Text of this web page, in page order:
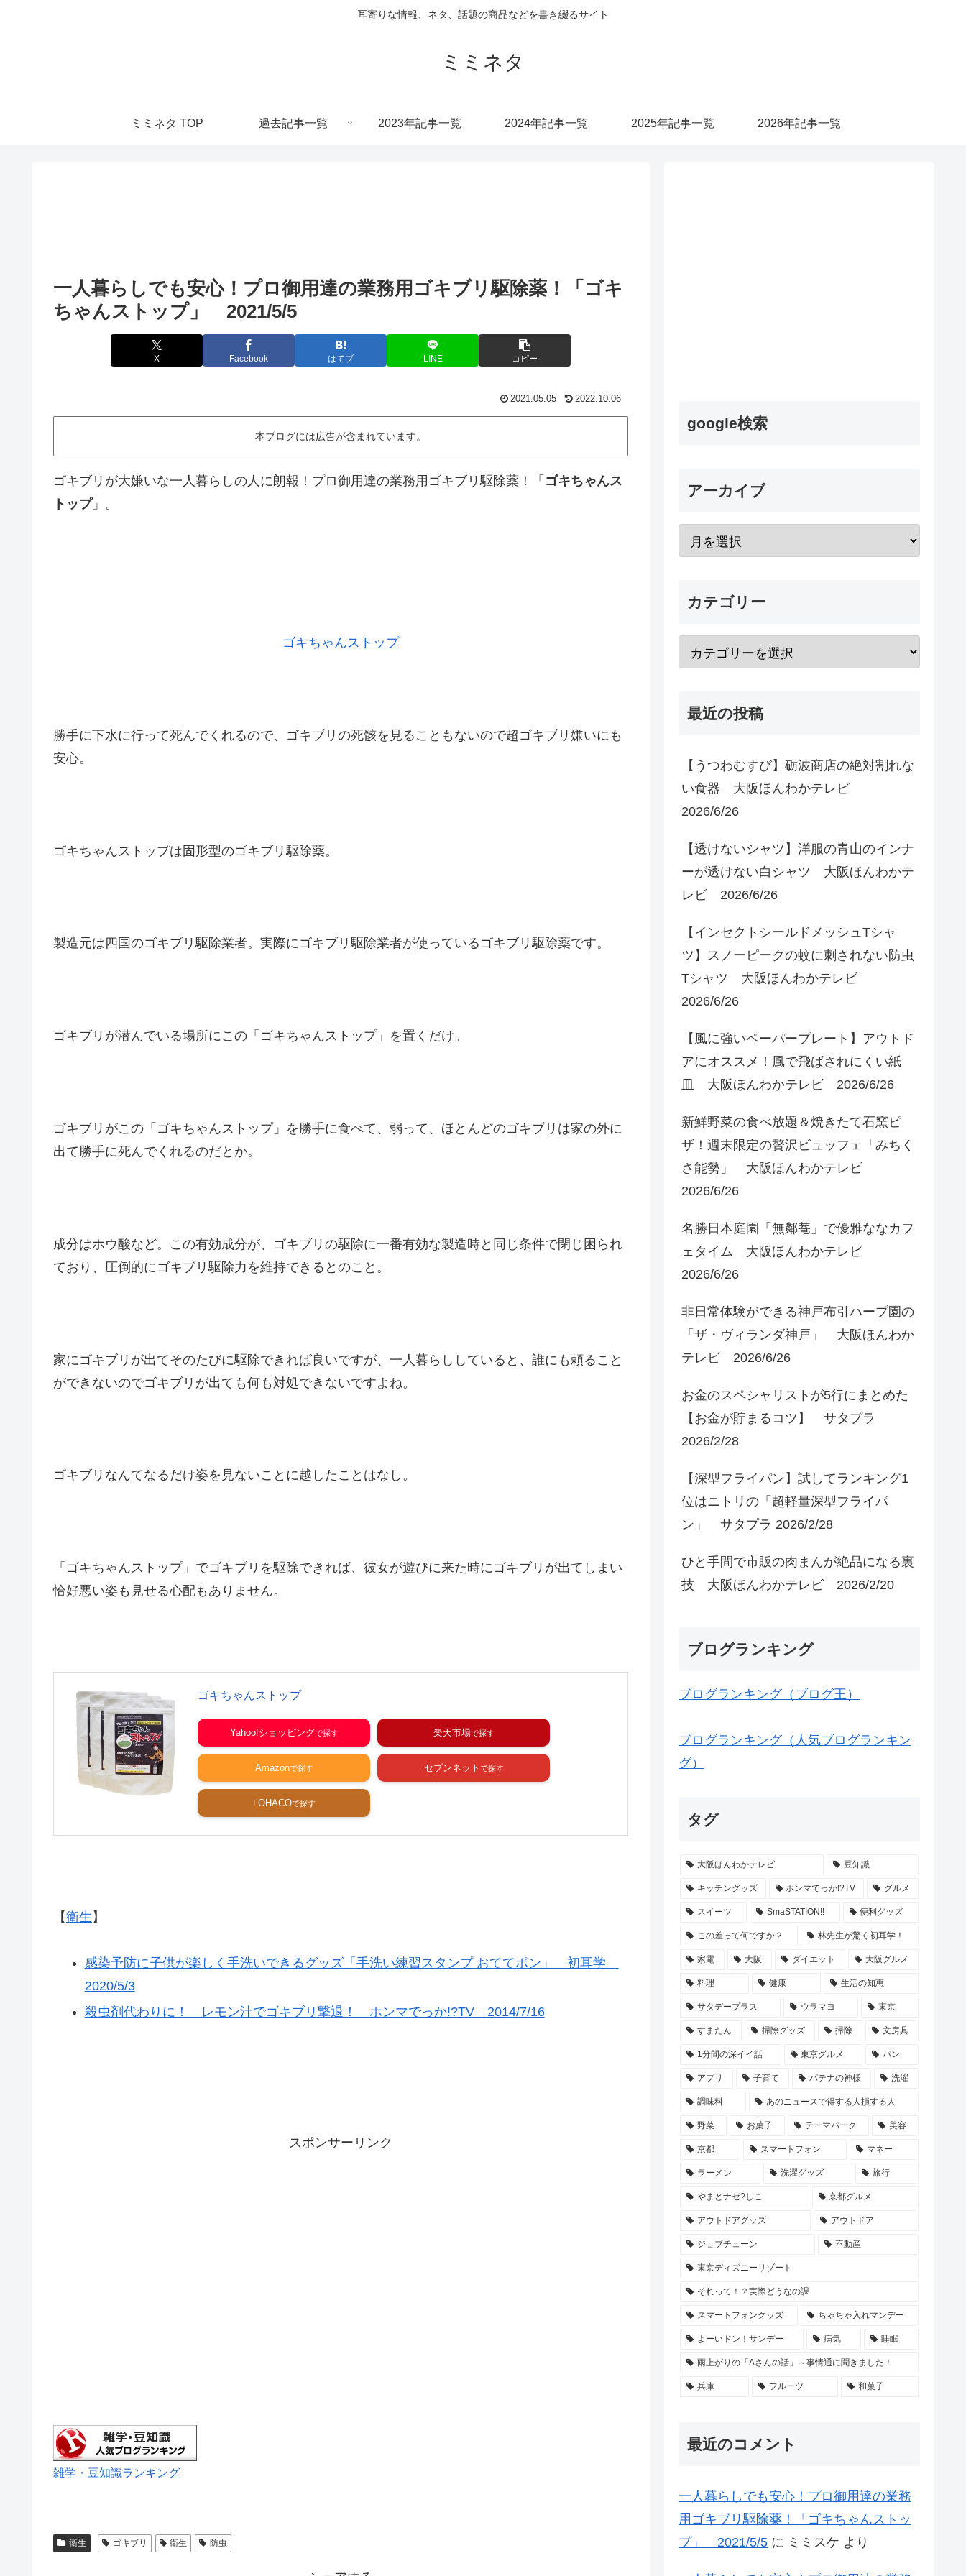
耳寄りな情報、ネタ、話題の商品などを書き綴るサイト
ミミネタ
ミミネタ TOP 過去記事一覧 2023年記事一覧 2024年記事一覧 2025年記事一覧 2026年記事一覧
一人暮らしでも安心！プロ御用達の業務用ゴキブリ駆除薬！「ゴキ
ちゃんストップ」 2021/5/5
X Facebook はてブ LINE コピー
2021.05.05 2022.10.06
本ブログには広告が含まれています。
ゴキブリが大嫌いな一人暮らしの人に朗報！プロ御用達の業務用ゴキブリ駆除薬！「 ゴキちゃんス
トップ」。
ゴキちゃんストップ
勝手に下水に行って死んでくれるので、ゴキブリの死骸を見ることもないので超ゴキブリ嫌いにも
安心。
ゴキちゃんストップは固形型のゴキブリ駆除薬。
製造元は四国のゴキブリ駆除業者。実際にゴキブリ駆除業者が使っているゴキブリ駆除薬です。
ゴキブリが潜んでいる場所にこの「ゴキちゃんストップ」を置くだけ。
ゴキブリがこの「ゴキちゃんストップ」を勝手に食べて、弱って、ほとんどのゴキブリは家の外に
出て勝手に死んでくれるのだとか。
成分はホウ酸など。この有効成分が、ゴキブリの駆除に一番有効な製造時と同じ条件で閉じ困られ
ており、圧倒的にゴキブリ駆除力を維持できるとのこと。
家にゴキブリが出てそのたびに駆除できれば良いですが、一人暮らししていると、誰にも頼ること
ができないのでゴキブリが出ても何も対処できないですよね。
ゴキブリなんてなるだけ姿を見ないことに越したことはなし。
「ゴキちゃんストップ」でゴキブリを駆除できれば、彼女が遊びに来た時にゴキブリが出てしまい
恰好悪い姿も見せる心配もありません。
ゴキちゃんストップ
Yahoo!ショッピング 楽天市場
Amazon セブンネット
LOHACO
【衛生 】
感染予防に子供が楽しく手洗いできるグッズ「手洗い練習スタンプ おててポン」 初耳学
2020/5/3
殺虫剤代わりに！ レモン汁でゴキブリ撃退！ ホンマでっか!?TV 2014/7/16
スポンサーリンク
雑学・豆知識ランキング
衛生 ゴキブリ 衛生 防虫
google検索
アーカイブ
カテゴリー
最近の投稿
【うつわむすび】砺波商店の絶対割れな
い食器 大阪ほんわかテレビ
2026/6/26
【透けないシャツ】洋服の青山のインナ
ーが透けない白シャツ 大阪ほんわかテ
レビ 2026/6/26
【インセクトシールドメッシュTシャ
ツ】スノーピークの蚊に刺されない防虫
Tシャツ 大阪ほんわかテレビ
2026/6/26
【風に強いペーパープレート】アウトド
アにオススメ！風で飛ばされにくい紙
皿 大阪ほんわかテレビ 2026/6/26
新鮮野菜の食べ放題＆焼きたて石窯ピ
ザ！週末限定の贅沢ビュッフェ「みちく
さ能勢」 大阪ほんわかテレビ
2026/6/26
名勝日本庭園「無鄰菴」で優雅ななカフ
ェタイム 大阪ほんわかテレビ
2026/6/26
非日常体験ができる神戸布引ハーブ園の
「ザ・ヴィランダ神戸」 大阪ほんわか
テレビ 2026/6/26
お金のスペシャリストが5行にまとめた
【お金が貯まるコツ】 サタプラ
2026/2/28
【深型フライパン】試してランキング1
位はニトリの「超軽量深型フライパ
ン」 サタプラ 2026/2/28
ひと手間で市販の肉まんが絶品になる裏
技 大阪ほんわかテレビ 2026/2/20
ブログランキング
ブログランキング（ブログ王）
ブログランキング（人気ブログランキン
グ）
タグ
大阪ほんわかテレビ 豆知識
キッチングッズ ホンマでっか!?TV グルメ
スイーツ SmaSTATION!! 便利グッズ
この差って何ですか？ 林先生が驚く初耳学！
家電 大阪 ダイエット 大阪グルメ
料理 健康 生活の知恵
サタデープラス ウラマヨ 東京
すまたん 掃除グッズ 掃除 文房具
1分間の深イイ話 東京グルメ パン
アプリ 子育て パテナの神様 洗濯
調味料 あのニュースで得する人損する人
野菜 お菓子 テーマパーク 美容
京都 スマートフォン マネー
ラーメン 洗濯グッズ 旅行
やまとナゼ?しこ 京都グルメ
アウトドアグッズ アウトドア
ジョブチューン 不動産
東京ディズニーリゾート
それって！？実際どうなの課
スマートフォングッズ ちゃちゃ入れマンデー
よーいドン！サンデー 病気 睡眠
雨上がりの「Aさんの話」～事情通に聞きました！
兵庫 フルーツ 和菓子
最近のコメント
一人暮らしでも安心！プロ御用達の業務
用ゴキブリ駆除薬！「ゴキちゃんストッ
プ」 2021/5/5 に ミミスケ より